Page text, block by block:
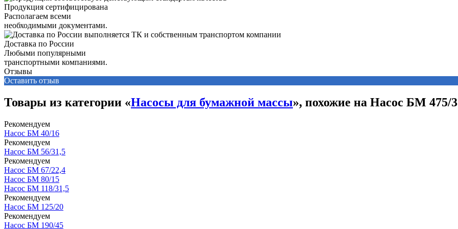
Продукция сертифицирована
Располагаем всеми
необходимыми документами.
Доставка по России
Любыми популярными
транспортными компаниями.
Отзывы
Оставить отзыв
Товары из категории «Насосы для бумажной массы», похожие на Насос БМ 475/
Рекомендуем
Насос БМ 40/16
Рекомендуем
Насос БМ 56/31,5
Рекомендуем
Насос БМ 67/22,4
Насос БМ 80/15
Насос БМ 118/31,5
Рекомендуем
Насос БМ 125/20
Рекомендуем
Насос БМ 190/45